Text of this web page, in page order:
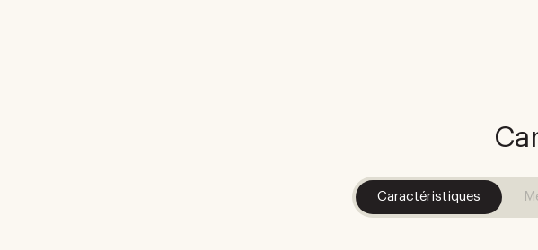
Caractéristiques